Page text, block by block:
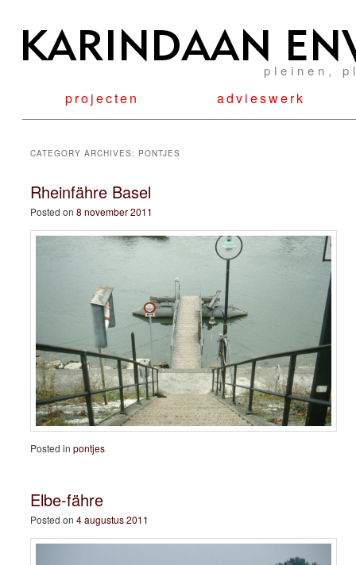
pleinen,
projecten advieswerk
CATEGORY ARCHIVES: PONTJES
Rheinfähre Basel
Posted on 8 november 2011
Posted in pontjes
Elbe-fähre
Posted on 4 augustus 2011